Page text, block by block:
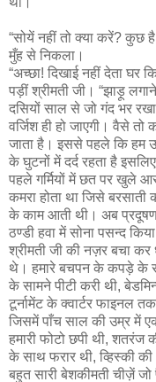
“सोयें नहीं तो क्या करें? कुछ
मुँह से निकला।
“अच्छा! दिखाई नहीं देता घर
पड़ीं श्रीमती जी। “झाड़ू
दसियों साल से जो गंद भर
वर्जिश ही हो जाएगी। वैसे
जाता है। इससे पहले कि हम
के घुटनों में दर्द रहता है
पहले गर्मियों में छत पर खुले
कमरा होता था जिसे
के काम आती थी। अब
ठण्डी हवा में सोना पसन्द
श्रीमती जी की नज़र बचा कर
थे। हमारे बचपन के कपड़े के
के सामने पीटी करी थी,
टूर्नामेंट के क्वार्टर फाइनल
जिसमें पाँच साल की उम्र में
हमारी फोटो छपी थी, शतरंज
के साथ फरार थी, व्हिस्की
बहुत सारी बेशकीमती चीज़ें